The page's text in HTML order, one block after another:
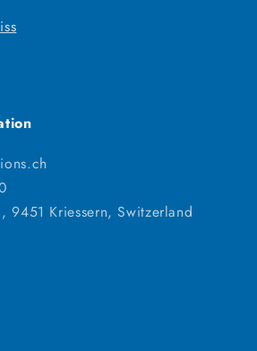
9451 Kriessern, Switzerland